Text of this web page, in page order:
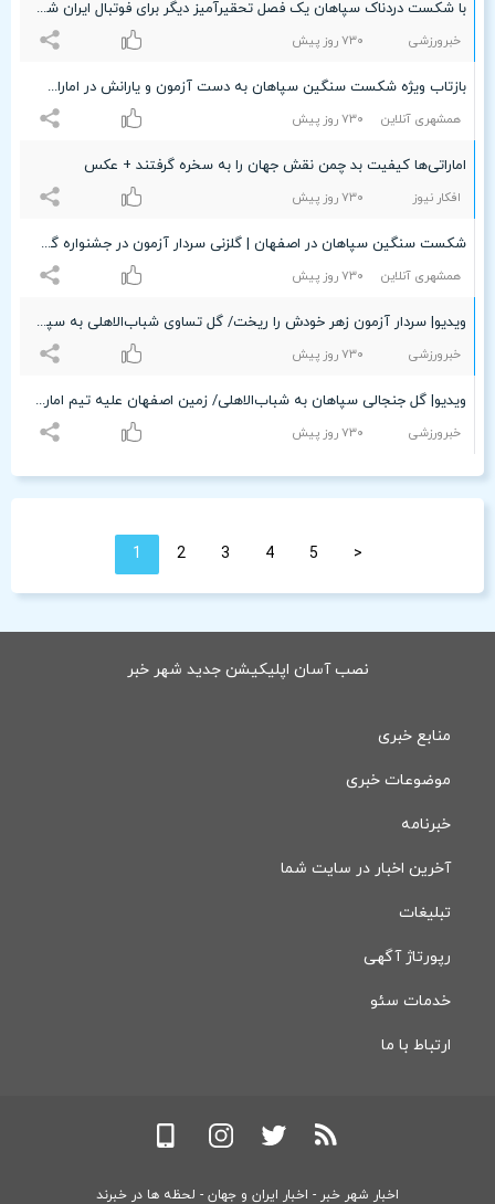
با شکست دردناک سپاهان یک فصل تحقیرآمیز دیگر برای فوتبال ایران شروع شد/ دیگر چه حرف تازه‌ای برای گفتن باقی می‌ماند؟
خبرورزشی ۷٣۰ روز پیش
بازتاب ویژه شکست سنگین سپاهان به دست آزمون و یارانش در امارات + تصاویر
همشهری آنلاین ۷٣۰ روز پیش
اماراتی‌ها کیفیت بد چمن نقش جهان را به سخره گرفتند + عکس
افکار نیوز ۷٣۰ روز پیش
شکست سنگین سپاهان در اصفهان | گلزنی سردار آزمون در جشنواره گل تیم اماراتی
همشهری آنلاین ۷٣۰ روز پیش
ویدیو| سردار آزمون زهر خودش را ریخت/ گل تساوی شباب‌الاهلی به سپاهان
خبرورزشی ۷٣۰ روز پیش
ویدیو| گل جنجالی سپاهان به شباب‌الاهلی/ زمین اصفهان علیه تیم اماراتی
خبرورزشی ۷٣۰ روز پیش
1 2 3 4 5 <
نصب آسان اپلیکیشن جدید شهر خبر
منابع خبری
موضوعات خبری
خبرنامه
آخرین اخبار در سایت شما
تبلیغات
رپورتاژ آگهی
خدمات سئو
ارتباط با ما
اخبار شهر خبر - اخبار ایران و جهان - لحظه ها در خبرند